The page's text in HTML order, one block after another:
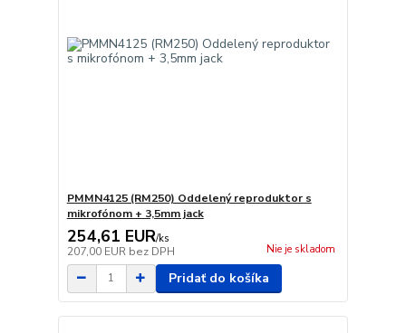
PMMN4125 (RM250) Oddelený reproduktor s
mikrofónom + 3,5mm jack
254,61 EUR/ks
207,00 EUR bez DPH Nie je skladom
Pridať do košíka